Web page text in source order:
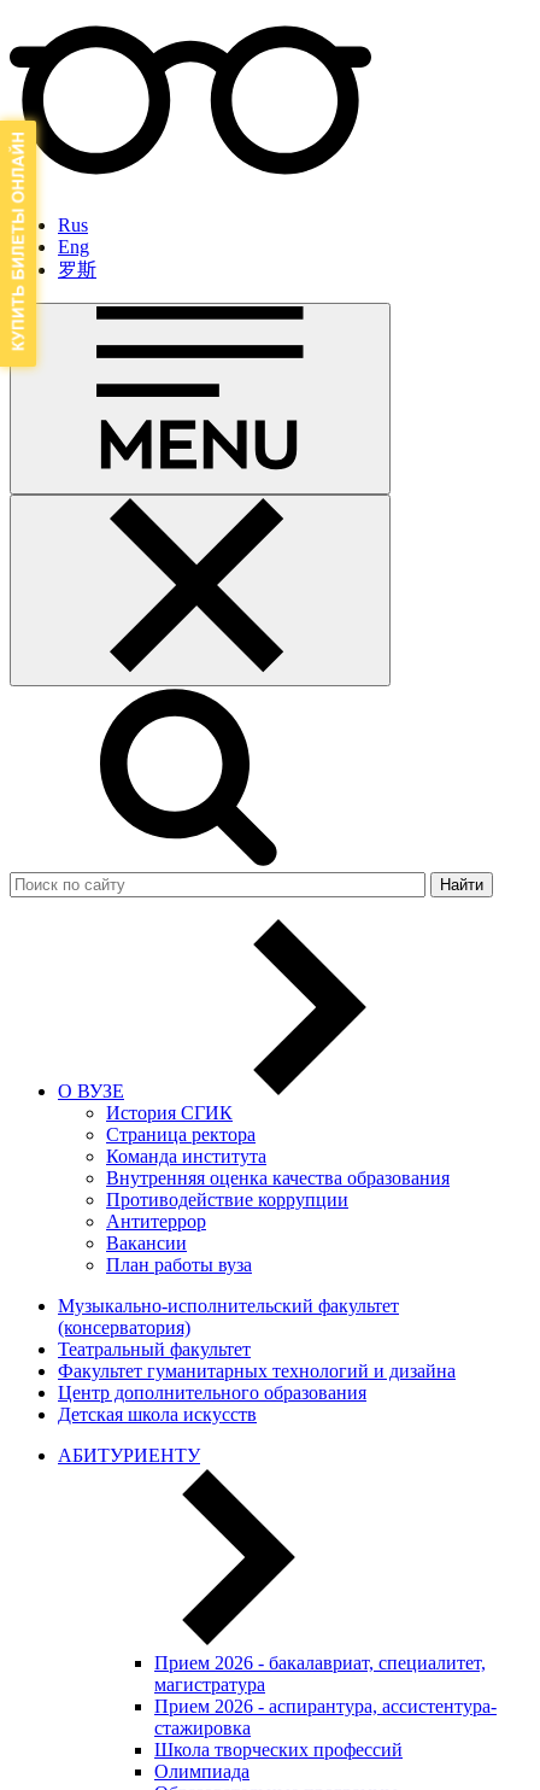
Rus
Eng
罗斯
Найти
О ВУЗЕ
История СГИК
Страница ректора
Команда института
Внутренняя оценка качества образования
Противодействие коррупции
Антитеррор
Вакансии
План работы вуза
Музыкально-исполнительский факультет
(консерватория)
Театральный факультет
Факультет гуманитарных технологий и дизайна
Центр дополнительного образования
Детская школа искусств
АБИТУРИЕНТУ
Прием 2026 - бакалавриат, специалитет,
магистратура
Прием 2026 - аспирантура, ассистентура-
стажировка
Школа творческих профессий
Олимпиада